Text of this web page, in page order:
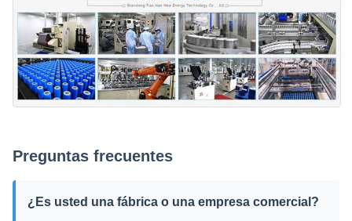
Preguntas frecuentes
¿Es usted una fábrica o una empresa comercial?